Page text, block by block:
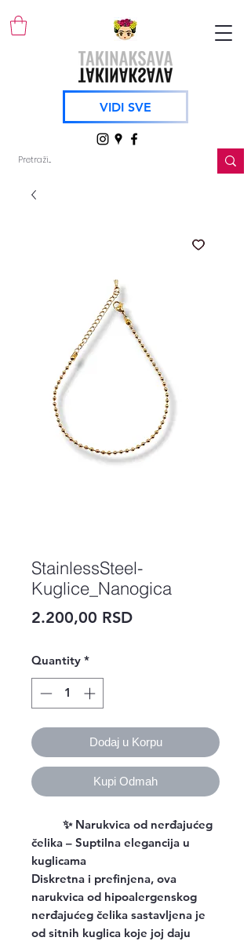
VIDI SVE
StainlessSteel-
Kuglice_Nanogica
2.200,00 RSDPrice
Quantity *
Dodaj u Korpu
Kupi Odmah
✨ Narukvica od nerđajućeg
čelika – Suptilna elegancija u
kuglicama
Diskretna i prefinjena, ova
narukvica od hipoalergenskog
nerđajućeg čelika sastavljena je
od sitnih kuglica koje joj daju